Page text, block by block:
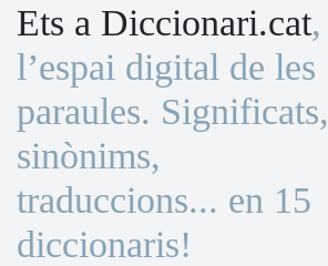
Ets a Diccionari.cat,
l’espai digital de les
paraules. Significats,
sinònims,
traduccions... en 15
diccionaris!